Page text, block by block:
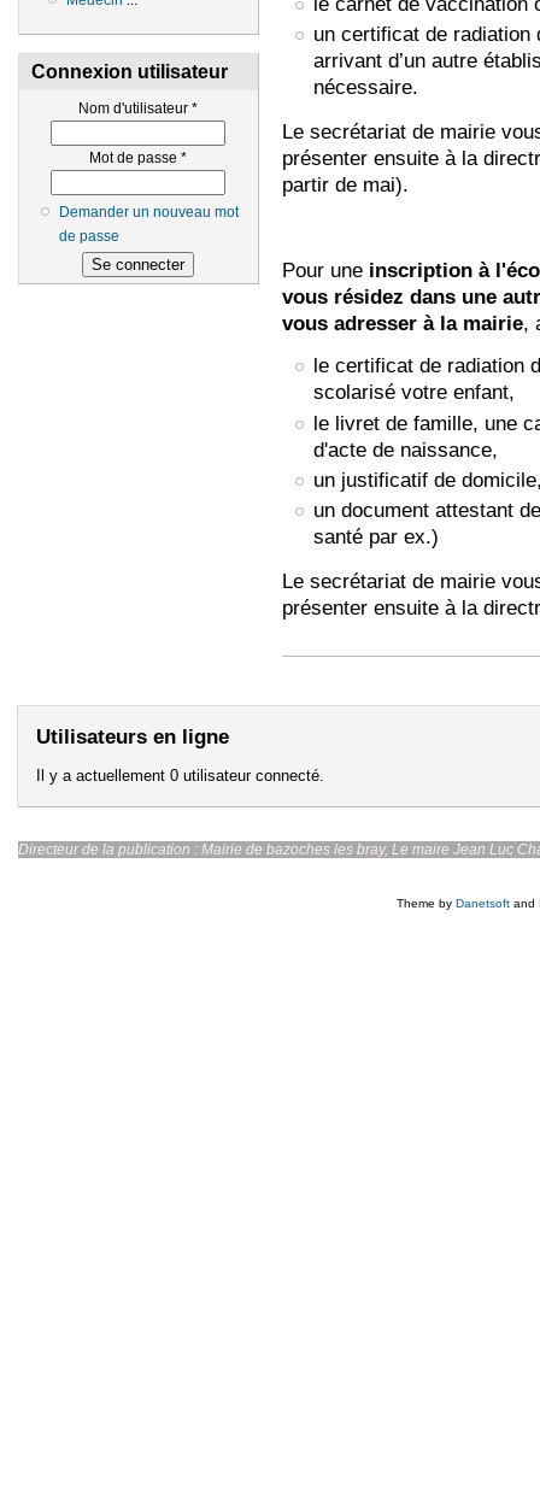
Connexion utilisateur
Nom d'utilisateur*
Mot de passe*
Demander un nouveau mot
de passe
un certificat de radiation
arrivant d’un autre
nécessaire.
Le secrétariat de mairie
présenter ensuite à la
partir de mai).
Pour uneinscription à
vous résidez dans une
vous adresser à la mairie,
le certificat de radiation
scolarisé votre enfant,
le livret de famille, une
d'acte de naissance,
un justificatif de
un document attestant
santé par ex.)
Le secrétariat de mairie
présenter ensuite à la
Utilisateurs en ligne
Il y a actuellement 0 utilisateur connecté.
Directeur de la publication : Mairie de bazoches les
Theme by Danetsoft and